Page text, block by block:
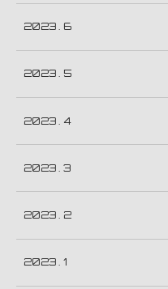
2023 . 6
2023 . 5
2023 . 4
2023 . 3
2023 . 2
2023 . 1